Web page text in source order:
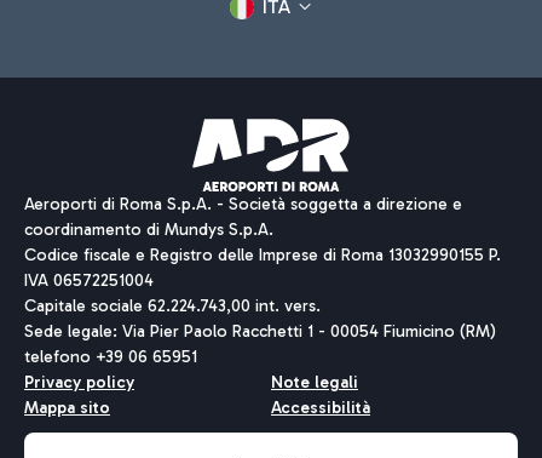
ITA
Aeroporti di Roma S.p.A. - Società soggetta a direzione e
coordinamento di Mundys S.p.A.
Codice fiscale e Registro delle Imprese di Roma 13032990155 P.
IVA 06572251004
Capitale sociale 62.224.743,00 int. vers.
Sede legale: Via Pier Paolo Racchetti 1 - 00054 Fiumicino (RM)
telefono +39 06 65951
Privacy policy
Note legali
Mappa sito
Accessibilità